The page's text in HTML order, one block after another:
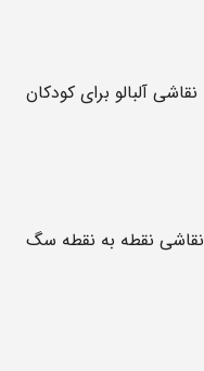
نقاشی آلبالو برای کودکان
نقاشی نقطه به نقطه سگ